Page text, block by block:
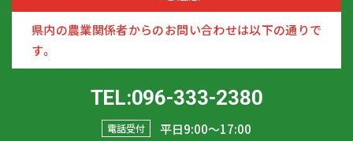
県内の農業関係者からのお問い合わせは以下の通りで
す。
TEL:096-333-2380
電話受付 平日9:00〜17:00